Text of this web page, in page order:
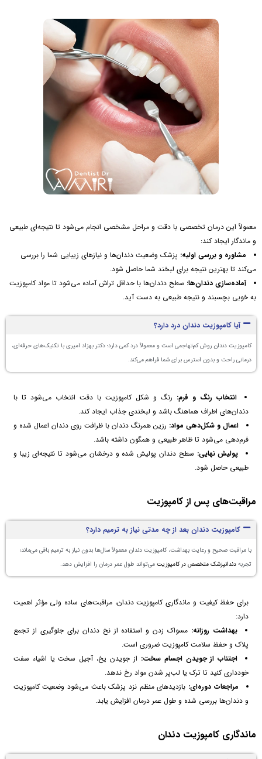
معمولاً این درمان تخصصی با دقت و مراحل مشخصی انجام می‌شود تا نتیجه‌ای طبیعی
و ماندگار ایجاد کند:
مشاوره و بررسی اولیه: پزشک وضعیت دندان‌ها و نیازهای زیبایی شما را بررسی
می‌کند تا بهترین نتیجه برای لبخند شما حاصل شود.
آماده‌سازی دندان‌ها: سطح دندان‌ها با حداقل تراش آماده می‌شود تا مواد کامپوزیت
به خوبی بچسبند و نتیجه طبیعی به دست آید.
آیا کامپوزیت دندان درد دارد؟
کامپوزیت دندان روش کم‌تهاجمی است و معمولاً درد کمی دارد؛ دکتر بهزاد امیری با تکنیک‌های حرفه‌ای،
درمانی راحت و بدون استرس برای شما فراهم می‌کند.
انتخاب رنگ و فرم: رنگ و شکل کامپوزیت با دقت انتخاب می‌شود تا با
دندان‌های اطراف هماهنگ باشد و لبخندی جذاب ایجاد کند.
اعمال و شکل‌دهی مواد: رزین همرنگ دندان با ظرافت روی دندان اعمال شده و
فرم‌دهی می‌شود تا ظاهر طبیعی و همگون داشته باشد.
پولیش نهایی: سطح دندان پولیش شده و درخشان می‌شود تا نتیجه‌ای زیبا و
طبیعی حاصل شود.
مراقبت‌های پس از کامپوزیت
کامپوزیت دندان بعد از چه مدتی نیاز به ترمیم دارد؟
با مراقبت صحیح و رعایت بهداشت، کامپوزیت دندان معمولاً سال‌ها بدون نیاز به ترمیم باقی می‌ماند؛
تجربه دندانپزشک متخصص در کامپوزیت می‌تواند طول عمر درمان را افزایش دهد.
برای حفظ کیفیت و ماندگاری کامپوزیت دندان، مراقبت‌های ساده ولی مؤثر اهمیت
دارد:
بهداشت روزانه: مسواک زدن و استفاده از نخ دندان برای جلوگیری از تجمع
پلاک و حفظ سلامت کامپوزیت ضروری است.
اجتناب از جویدن اجسام سخت: از جویدن یخ، آجیل سخت یا اشیاء سفت
خودداری کنید تا ترک یا لب‌پر شدن مواد رخ ندهد.
مراجعات دوره‌ای: بازدیدهای منظم نزد پزشک باعث می‌شود وضعیت کامپوزیت
و دندان‌ها بررسی شده و طول عمر درمان افزایش یابد.
ماندگاری کامپوزیت دندان